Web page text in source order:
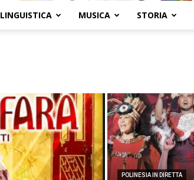
LINGUISTICA MUSICA STORIA
POLINESIA IN DIRETTA